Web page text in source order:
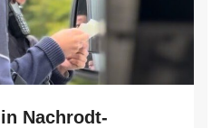
Nachrodt-